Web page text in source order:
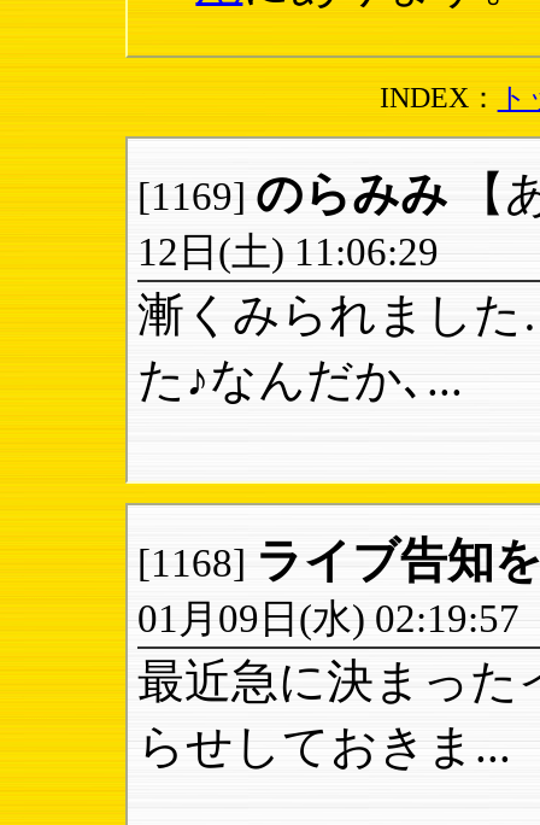
INDEX：
[1169] のらみみ 【
12日(土) 11:06:29
漸くみられまし
た♪なんだか､...
[1168] ライブ告知
01月09日(水) 02:19:57
最近急に決まった
らせしておきま...